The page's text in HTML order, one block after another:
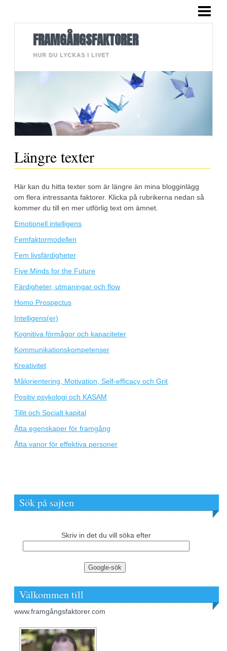
LÄNGRE TEXTER
FRAMGÅNGSFAKTORER
HUR DU LYCKAS I LIVET
Längre texter
Här kan du hitta texter som är längre än mina blogginlägg
om flera intressanta faktorer. Klicka på rubrikerna nedan så
kommer du till en mer utförlig text om ämnet.
Emotionell intelligens
Femfaktormodellen
Fem livsfärdigheter
Five Minds for the Future
Färdigheter, utmaningar och flow
Homo Prospectus
Intelligens(er)
Kognitiva förmågor och kapaciteter
Kommunikationskompetenser
Kreativitet
Målorientering, Motivation, Self-efficacy och Grit
Positiv psykologi och KASAM
Tillit och Socialt kapital
Åtta egenskaper för framgång
Åtta vanor för effektiva personer
Sök på sajten
Skriv in det du vill söka efter
Välkommen till
www.framgångsfaktorer.com